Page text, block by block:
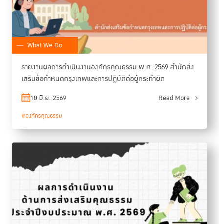
What We Do
รายงานผลการดำเนินงานองค์กรคุณธรรม พ.ศ. 2569 สำนักส่ง
เสริมข้อกำหนดกรุงเทพและการปฏิบัติต่อผู้กระทำผิด
10 มิ.ย. 2569 Read More
#องค์กรคุณธรรม